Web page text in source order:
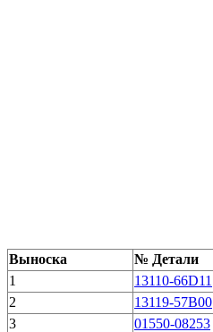
Выноска № Детали
1
13110-66D11
2
13119-57B00
3
01550-08253